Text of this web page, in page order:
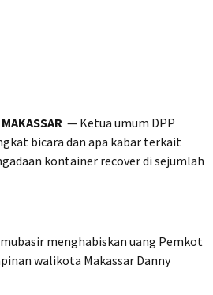
— Ketua umum DPP
bicara dan apa kabar terkait
kontainer recover di sejumlah
menghabiskan uang Pemkot
walikota Makassar Danny